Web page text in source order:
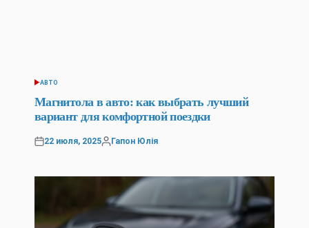
POSTED
IN
АВТО
Магнитола в авто: как выбрать лучший
вариант для комфортной поездки
Posted
22 июля, 2025
Posted
Гапон Юлія